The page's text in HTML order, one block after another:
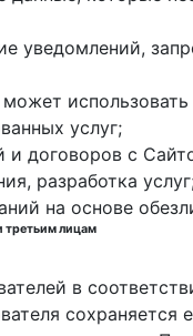
уведомлений,
услуг;
и договоров с
разработка
на основе
третьим лицам
в
сохраняется